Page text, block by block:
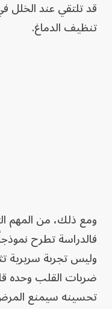
قد تلتقي عند الخلل
تنظيف الدماغ.
ومع ذلك، من المهم
فالدراسة تطرح
وليس تجربة سريرية
ضربات القلب وحده
تحسينه سيمنع